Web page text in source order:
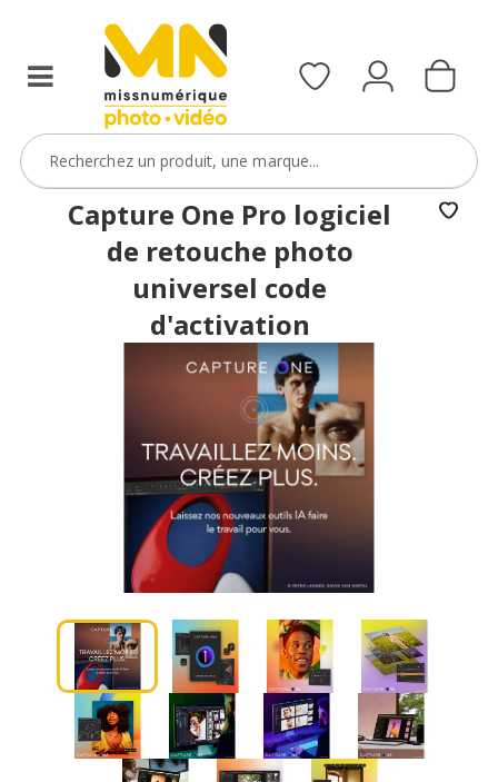
Capture One Pro logiciel
de retouche photo
universel code
d'activation